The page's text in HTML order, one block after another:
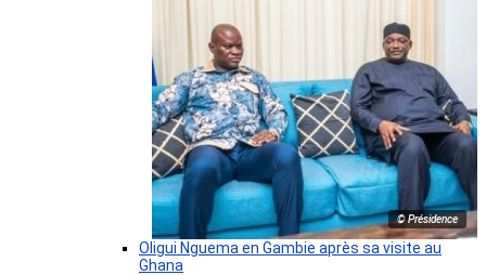
© Présidence
Oligui Nguema en Gambie après sa visite au
Ghana